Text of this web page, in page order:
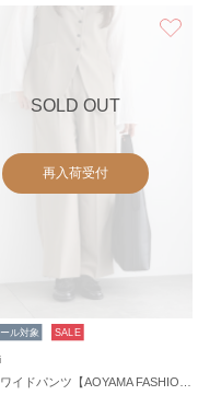
SOLD OUT
再入荷受付
ル対象 SALE